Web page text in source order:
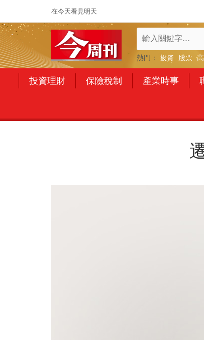
在今天看見明天
熱門： 投資 股票
投資理財 保險稅制 產業時事